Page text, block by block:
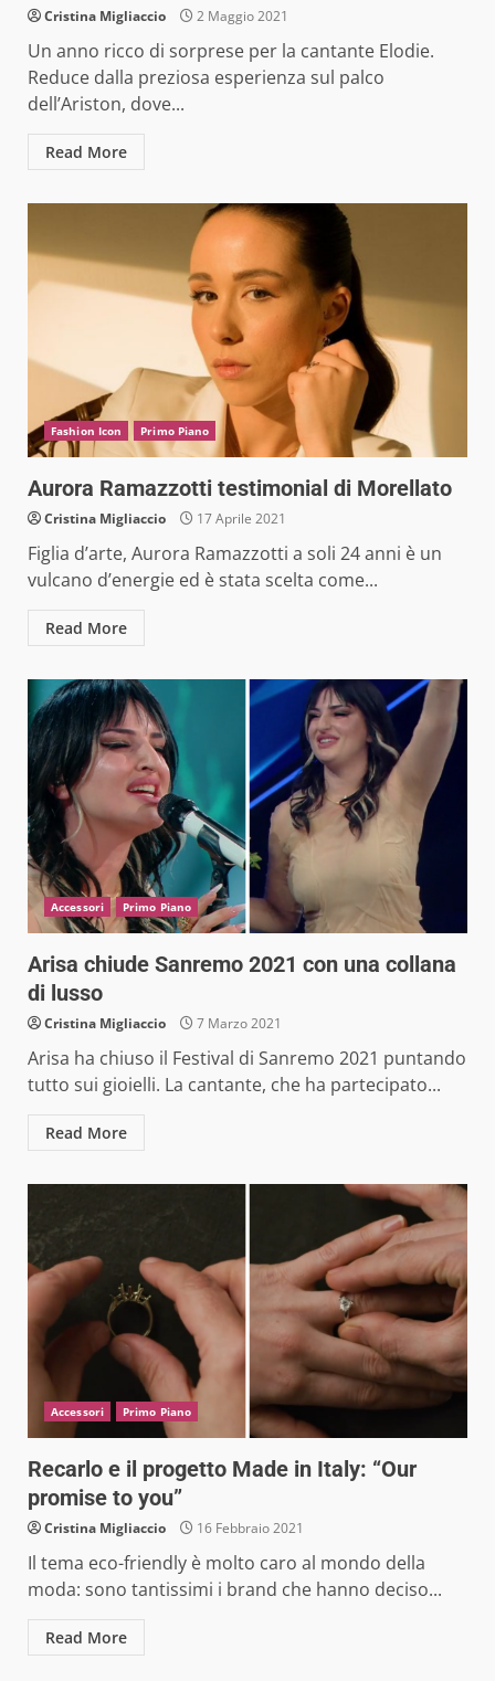
Cristina Migliaccio 2 Maggio 2021
Un anno ricco di sorprese per la cantante Elodie.
Reduce dalla preziosa esperienza sul palco
dell’Ariston, dove...
Read More
Fashion Icon Primo Piano
Aurora Ramazzotti testimonial di Morellato
Cristina Migliaccio 17 Aprile 2021
Figlia d’arte, Aurora Ramazzotti a soli 24 anni è un
vulcano d’energie ed è stata scelta come...
Read More
Accessori Primo Piano
Arisa chiude Sanremo 2021 con una collana
di lusso
Cristina Migliaccio 7 Marzo 2021
Arisa ha chiuso il Festival di Sanremo 2021 puntando
tutto sui gioielli. La cantante, che ha partecipato...
Read More
Accessori Primo Piano
Recarlo e il progetto Made in Italy: “Our
promise to you”
Cristina Migliaccio 16 Febbraio 2021
Il tema eco-friendly è molto caro al mondo della
moda: sono tantissimi i brand che hanno deciso...
Read More